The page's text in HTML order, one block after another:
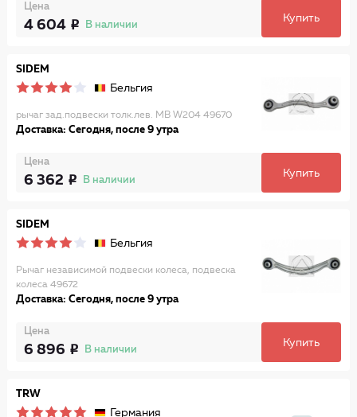
Цена
4 604 В наличии
Купить
SIDEM
Бельгия
рычаг зад.подвески толк.лев. MB W204 49670
Доставка: Сегодня, после 9 утра
Цена
6 362 В наличии
Купить
SIDEM
Бельгия
Рычаг независимой подвески колеса, подвеска
колеса 49672
Доставка: Сегодня, после 9 утра
Цена
6 896 В наличии
Купить
TRW
Германия